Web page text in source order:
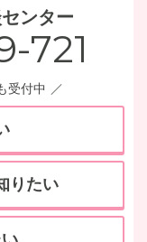
ンター
721
受付中
りたい